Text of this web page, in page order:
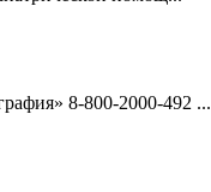
8-800-2000-492 ...